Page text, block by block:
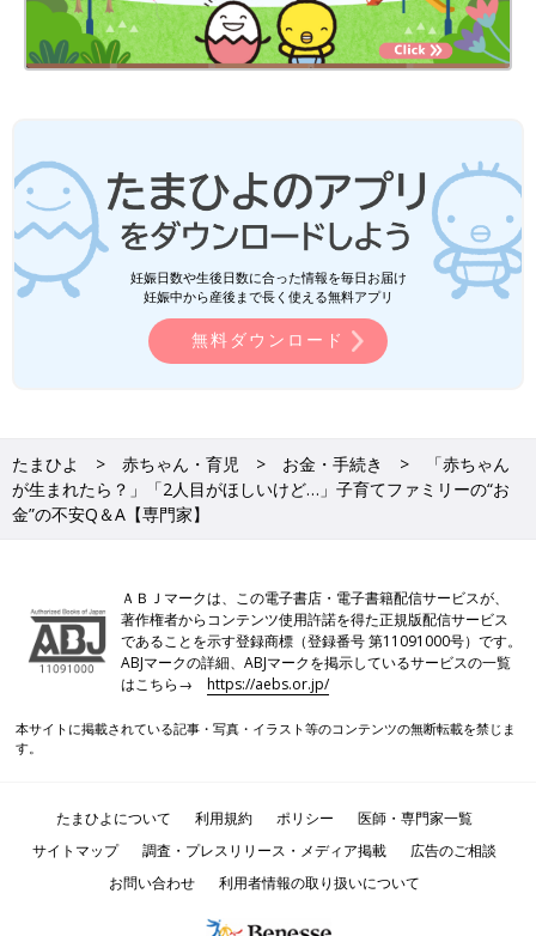
妊娠日数や生後日数に合った情報を毎日お届け
妊娠中から産後まで長く使える無料アプリ
無料ダウンロード
たまひよ 赤ちゃん・育児 お金・手続き
「赤ちゃん
が生まれたら？」「2人目がほしいけど…」子育てファミリーの“お
金”の不安Q＆A【専門家】
ＡＢＪマークは、この電子書店・電子書籍配信サービスが、
著作権者からコンテンツ使用許諾を得た正規版配信サービス
であることを示す登録商標（登録番号 第11091000号）です。
ABJマークの詳細、ABJマークを掲示しているサービスの一覧
はこちら→https://aebs.or.jp/
本サイトに掲載されている記事・写真・イラスト等のコンテンツの無断転載を禁じま
す。
たまひよについて 利用規約 ポリシー
医師・専門家一覧
サイトマップ
調査・プレスリリース・メディア掲載
広告のご相談
お問い合わせ
利用者情報の取り扱いについて